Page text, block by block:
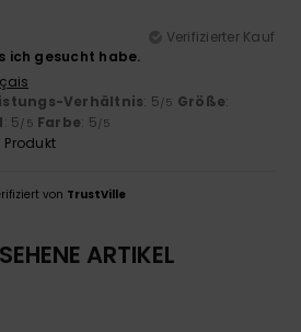
Verifizierter Kauf
ich gesucht habe.
Verhältnis: 5/5 Größe:
: 5/5 Farbe: 5/5
von TrustVille
ARTIKEL